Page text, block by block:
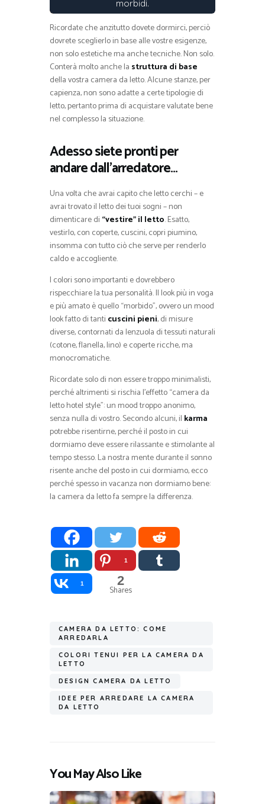
morbidi.
Ricordate che anzitutto dovete dormirci, perciò
dovrete sceglierlo in base alle vostre esigenze,
non solo estetiche ma anche tecniche. Non solo.
Conterà molto anche la struttura di base
della vostra camera da letto. Alcune stanze, per
capienza, non sono adatte a certe tipologie di
letto, pertanto prima di acquistare valutate bene
nel complesso la situazione.
Adesso siete pronti per
andare dall’arredatore…
Una volta che avrai capito che letto cerchi – e
avrai trovato il letto dei tuoi sogni – non
dimenticare di “vestire” il letto. Esatto,
vestirlo, con coperte, cuscini, copri piumino,
insomma con tutto ciò che serve per renderlo
caldo e accogliente.
I colori sono importanti e dovrebbero
rispecchiare la tua personalità. Il look più in voga
e più amato è quello “morbido”, ovvero un mood
look fatto di tanti cuscini pieni, di misure
diverse, contornati da lenzuola di tessuti naturali
(cotone, flanella, lino) e coperte ricche, ma
monocromatiche.
Ricordate solo di non essere troppo minimalisti,
perché altrimenti si rischia l’effetto “camera da
letto hotel style”: un mood troppo anonimo,
senza nulla di vostro. Secondo alcuni, il karma
potrebbe risentirne, perché il posto in cui
dormiamo deve essere rilassante e stimolante al
tempo stesso. La nostra mente durante il sonno
risente anche del posto in cui dormiamo, ecco
perché spesso in vacanza non dormiamo bene:
la camera da letto fa sempre la differenza.
1
1 2
Shares
CAMERA DA LETTO: COME
ARREDARLA
COLORI TENUI PER LA CAMERA DA
LETTO
DESIGN CAMERA DA LETTO
IDEE PER ARREDARE LA CAMERA
DA LETTO
You May Also Like